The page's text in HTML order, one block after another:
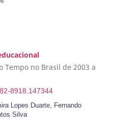
Tempo no Brasil de 2003 a
8918.147344
Lopes Duarte, Fernando
Silva